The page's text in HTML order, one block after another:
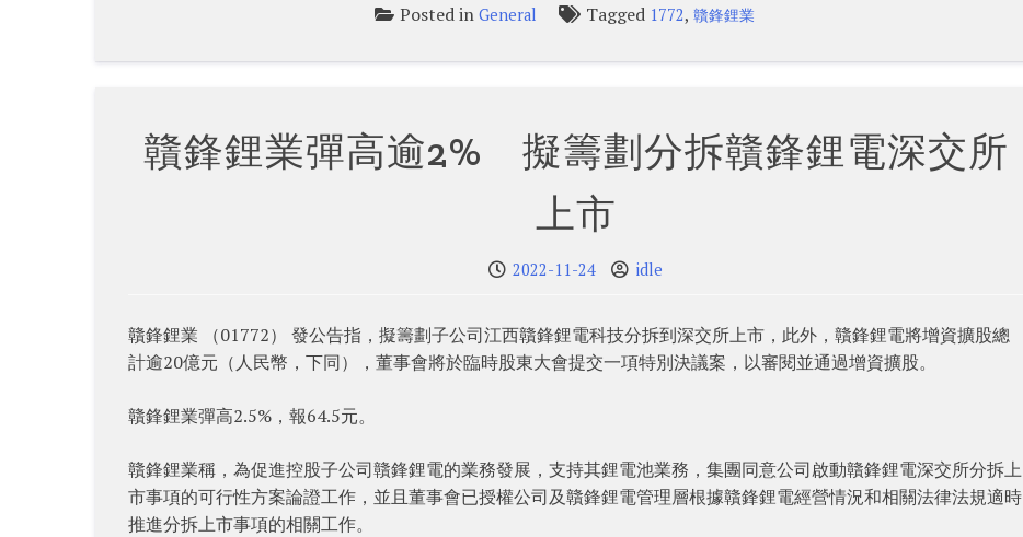
Posted inGeneral Tagged 1772,贛鋒鋰業
贛鋒鋰業彈高逾2% 擬籌劃分拆贛鋒鋰電深交所
上市
2022-11-24 idle
贛鋒鋰業 （01772） 發公告指，擬籌劃子公司江西贛鋒鋰電科技分拆到深交所上市，此外，贛鋒鋰電將增資擴股總
計逾20億元（人民幣，下同），董事會將於臨時股東大會提交一項特別決議案，以審閱並通過增資擴股。
贛鋒鋰業彈高2.5%，報64.5元。
贛鋒鋰業稱，為促進控股子公司贛鋒鋰電的業務發展，支持其鋰電池業務，集團同意公司啟動贛鋒鋰電深交所分拆上
市事項的可行性方案論證工作，並且董事會已授權公司及贛鋒鋰電管理層根據贛鋒鋰電經營情況和相關法律法規適時
推進分拆上市事項的相關工作。